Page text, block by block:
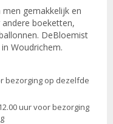
gemakkelijk en
boeketten,
DeBloemist
Woudrichem.
bezorging op dezelfde
uur voor bezorging